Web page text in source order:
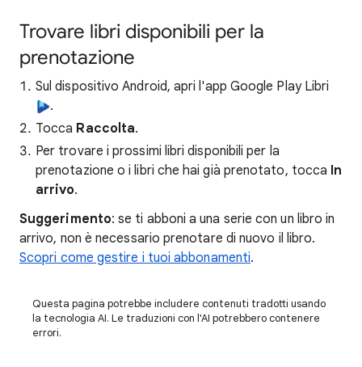
Trovare libri disponibili per la
prenotazione
Sul dispositivo Android, apri l'app Google Play Libri
.
Tocca Raccolta.
Per trovare i prossimi libri disponibili per la
prenotazione o i libri che hai già prenotato, tocca In
arrivo.
Suggerimento: se ti abboni a una serie con un libro in
arrivo, non è necessario prenotare di nuovo il libro.
Scopri come gestire i tuoi abbonamenti.
Questa pagina potrebbe includere contenuti tradotti usando
la tecnologia AI. Le traduzioni con l'AI potrebbero contenere
errori.